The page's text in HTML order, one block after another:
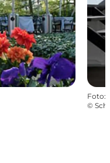
Foto:
©